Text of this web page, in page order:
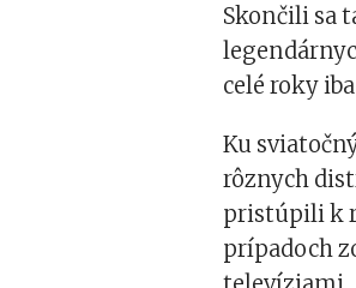
Skončili sa
celé roky
Ku
rôznych
pristúpili k
prípadoch